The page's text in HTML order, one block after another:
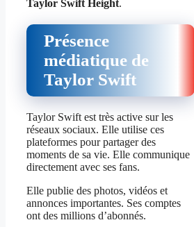
Taylor Swift Height.
Présence
médiatique de
Taylor Swift
Taylor Swift est très active sur les
réseaux sociaux. Elle utilise ces
plateformes pour partager des
moments de sa vie. Elle communique
directement avec ses fans.
Elle publie des photos, vidéos et
annonces importantes. Ses comptes
ont des millions d’abonnés.